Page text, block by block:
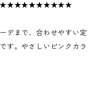
デまで、合わせやすい定
す。やさしいピンクカラ